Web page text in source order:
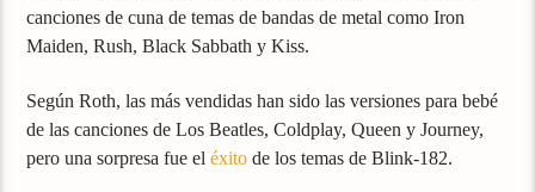
canciones de cuna de temas de bandas de metal como Iron
Maiden, Rush, Black Sabbath y Kiss.
Según Roth, las más vendidas han sido las versiones para bebé
de las canciones de Los Beatles, Coldplay, Queen y Journey,
pero una sorpresa fue eléxito de los temas de Blink-182.